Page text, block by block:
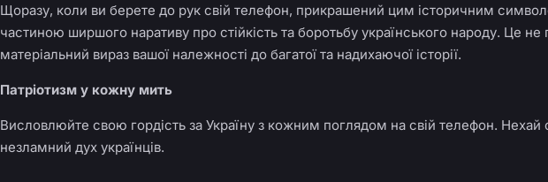
Щоразу, коли ви берете до рук свій телефон, прикрашений цим історичним
частиною ширшого наративу про стійкість та боротьбу українського народу. Це
матеріальний вираз вашої належності до багатої та надихаючої історії.
Патріотизм у кожну мить
Висловлюйте свою гордість за Україну з кожним поглядом на свій телефон.
незламний дух українців.